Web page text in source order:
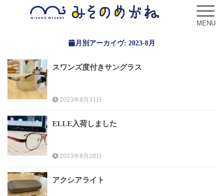
MENU
ブログ
Blog
コンセプト
Concept
Service
月別アーカイヴ: 2023-8月
スワンズ度付きサングラス
2023年8月31日
ELLE入荷しました
2023年8月28日
アクシアライト